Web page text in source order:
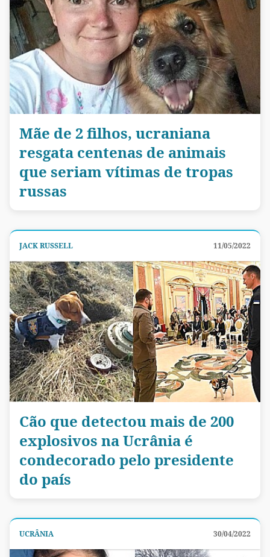
Mãe de 2 filhos, ucraniana
resgata centenas de animais
que seriam vítimas de tropas
russas
JACK RUSSELL 11/05/2022
Cão que detectou mais de 200
explosivos na Ucrânia é
condecorado pelo presidente
do país
UCRÂNIA 30/04/2022